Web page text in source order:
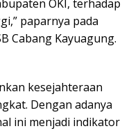
OKI, terhadap
paparnya pada
Cabang Kayuagung.
kesejahteraan
Dengan adanya
ini menjadi indikator